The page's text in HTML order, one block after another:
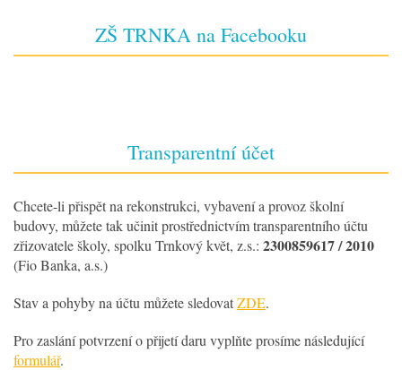
ZŠ TRNKA na Facebooku
Transparentní účet
Chcete-li přispět na rekonstrukci, vybavení a provoz školní
budovy, můžete tak učinit prostřednictvím transparentního účtu
zřizovatele školy, spolku Trnkový květ, z.s.: 2300859617 / 2010
(Fio Banka, a.s.)
Stav a pohyby na účtu můžete sledovatZDE.
Pro zaslání potvrzení o přijetí daru vyplňte prosíme následující
formulář.